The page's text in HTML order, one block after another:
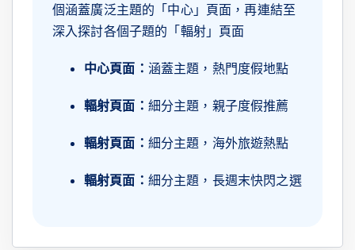
個涵蓋廣泛主題的「中心」頁面，再連結至
深入探討各個子題的「輻射」頁面
中心頁面： 涵蓋主題，熱門度假地點
輻射頁面： 細分主題，親子度假推薦
輻射頁面： 細分主題，海外旅遊熱點
輻射頁面： 細分主題，長週末快閃之選